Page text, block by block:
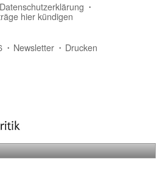
Datenschutzerklärung
hier kündigen
Newsletter Drucken